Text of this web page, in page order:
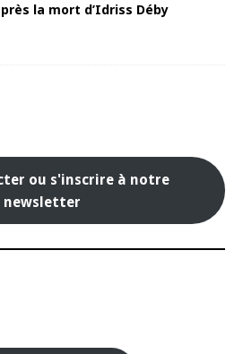
la mort d’Idriss Déby
ou s'inscrire à notre
newsletter